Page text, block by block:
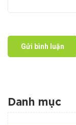
Gửi bình luận
Danh mục